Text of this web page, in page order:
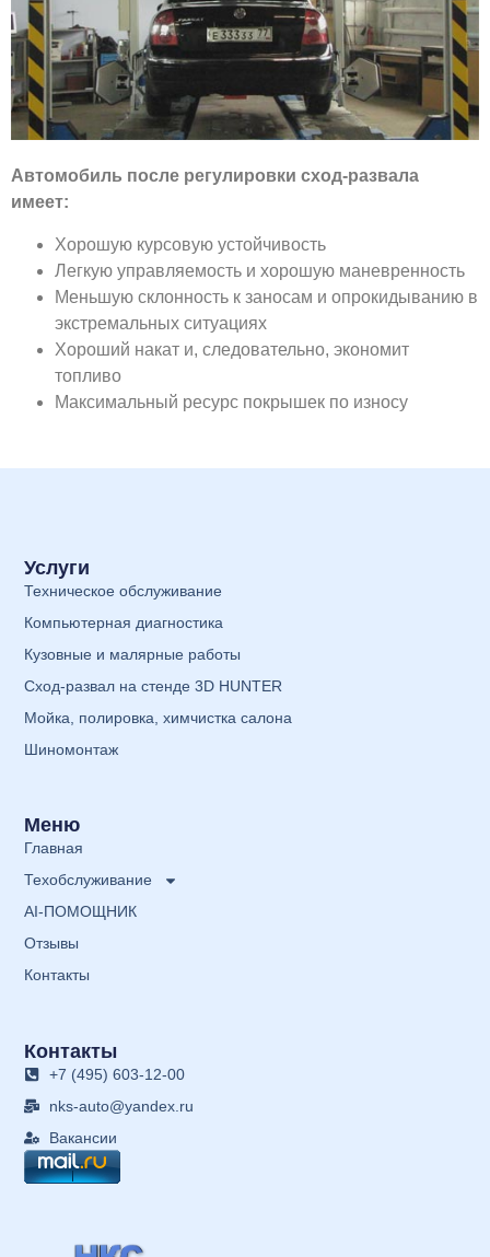
Автомобиль после регулировки сход-развала
имеет:
Хорошую курсовую устойчивость
Легкую управляемость и хорошую маневренность
Меньшую склонность к заносам и опрокидыванию в
экстремальных ситуациях
Хороший накат и, следовательно, экономит
топливо
Максимальный ресурс покрышек по износу
Услуги
Техническое обслуживание
Компьютерная диагностика
Кузовные и малярные работы
Сход-развал на стенде 3D HUNTER
Мойка, полировка, химчистка салона
Шиномонтаж
Меню
Главная
Техобслуживание
AI-ПОМОЩНИК
Отзывы
Контакты
Контакты
+7 (495) 603-12-00
nks-auto@yandex.ru
Вакансии